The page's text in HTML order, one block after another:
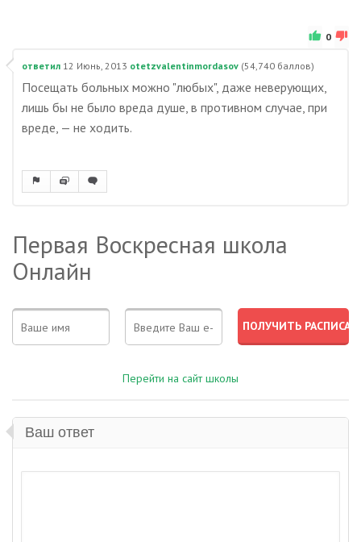
0
ответил 12 Июнь, 2013 otetzvalentinmordasov (54,740 баллов)
Посещать больных можно "любых", даже неверующих,
лишь бы не было вреда душе, в противном случае, при
вреде, — не ходить.
Первая Воскресная школа
Онлайн
Перейти на сайт школы
Ваш ответ